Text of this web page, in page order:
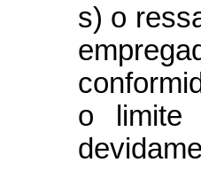
s) o
o limite